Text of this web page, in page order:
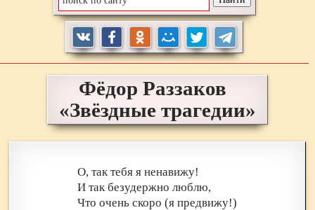
Фёдор Раззаков
«Звёздные трагедии»
О, так тебя я ненавижу!
И так безудержно люблю,
Что очень скоро (я предвижу!)